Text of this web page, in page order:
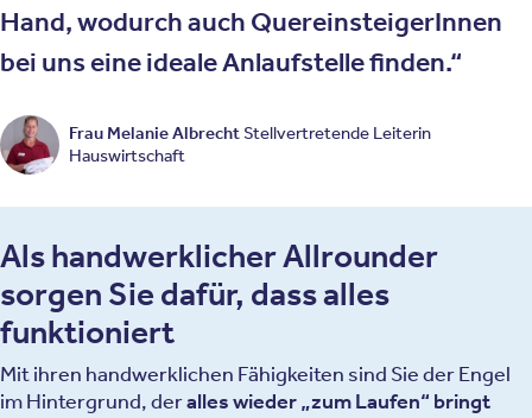
Hand, wodurch auch QuereinsteigerInnen
bei uns eine ideale Anlaufstelle finden.
Frau Melanie AlbrechtStellvertretende Leiterin
Hauswirtschaft
Als handwerklicher Allrounder
sorgen Sie dafür, dass alles
funktioniert
Mit ihren handwerklichen Fähigkeiten sind Sie der Engel
im Hintergrund, deralles wieder „zum Laufen“ bringt